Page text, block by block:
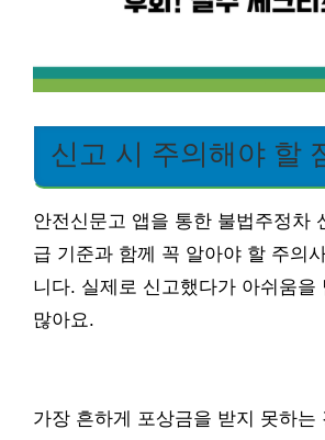
신고 시 주의해야 할
안전신문고 앱을 통한 불법주정차
급 기준과 함께 꼭 알아야 할 주의
니다. 실제로 신고했다가 아쉬움을
많아요.
가장 흔하게 포상금을 받지 못하는